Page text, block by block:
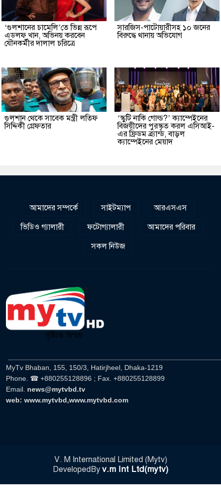
‘গুলশানের চামেলি’তে ভিন্ন রূপে
এডলফ খান, অভিনয় করবেন
যৌনকর্মীর দালাল চরিত্রে
সারজিস-পাটোয়ারীসহ ১০ জনের
বিরুদ্ধে থানায় অভিযোগ
গুলশান থেকে সাবেক মন্ত্রী লতিফ
সিদ্দিকী গ্রেফতার
‘স্কুটি নাকি গোল্ড?’ ক্যাম্পেইনের
বিজয়ীদের পুরস্কৃত করল এসিআই-
এর ফ্রিডম ব্র্যান্ড, বাড়ল
ক্যাম্পেইনের মেয়াদ
আমাদের সম্পর্কে সাইটম্যাপ
আরএসএস
ভিডিও গ্যালারী
ফটোগ্যালারী
আমাদের পরিবার
সকল নিউজ
MyTv Bhaban, 155, 150/3, Hatirjheel, Dhaka-1219
Phone. ☎ +880255128896 ; Fax. +880255128899
Email. news@mytvbd.tv
web: www.mytvbd,www.mytvbd.com
V. M International Limited (Mytv)
DevelopedBy v.m Int Ltd(mytv)